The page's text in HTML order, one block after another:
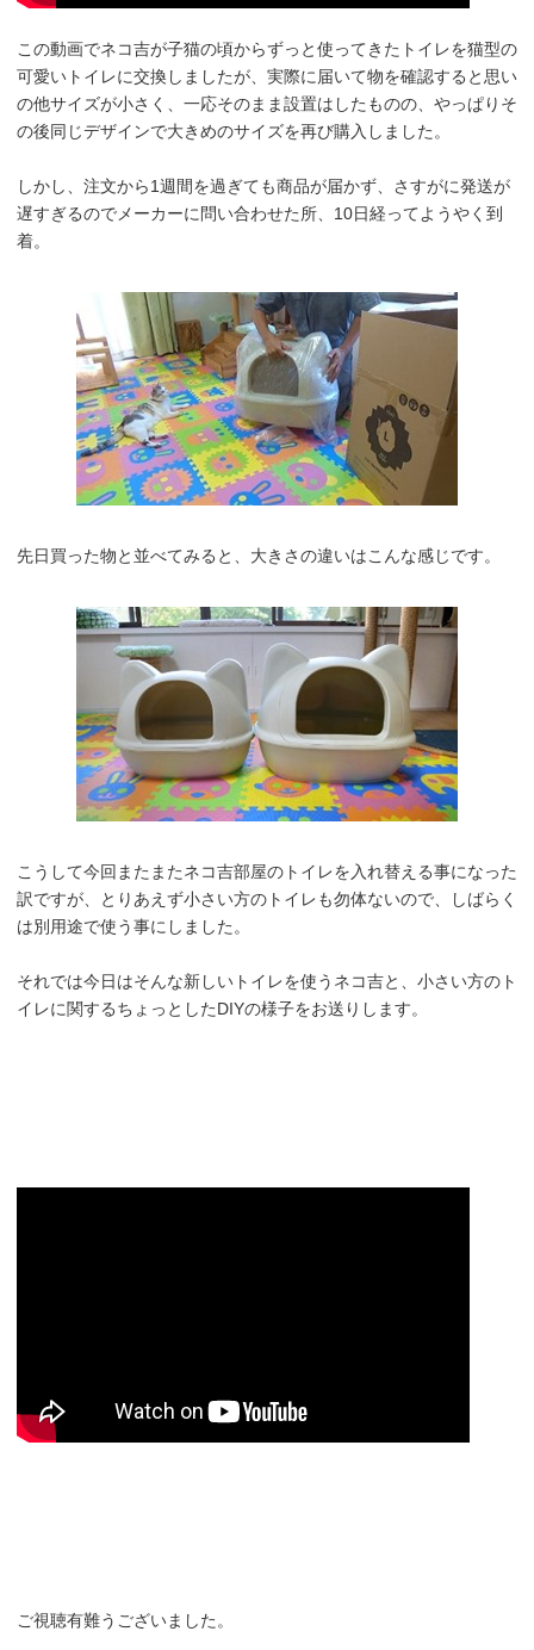
この動画でネコ吉が子猫の頃からずっと使ってきたトイレを猫型の
可愛いトイレに交換しましたが、実際に届いて物を確認すると思い
の他サイズが小さく、一応そのまま設置はしたものの、やっぱりそ
の後同じデザインで大きめのサイズを再び購入しました。
しかし、注文から1週間を過ぎても商品が届かず、さすがに発送が
遅すぎるのでメーカーに問い合わせた所、10日経ってようやく到
着。
先日買った物と並べてみると、大きさの違いはこんな感じです。
こうして今回またまたネコ吉部屋のトイレを入れ替える事になった
訳ですが、とりあえず小さい方のトイレも勿体ないので、しばらく
は別用途で使う事にしました。
それでは今日はそんな新しいトイレを使うネコ吉と、小さい方のト
イレに関するちょっとしたDIYの様子をお送りします。
ご視聴有難うございました。